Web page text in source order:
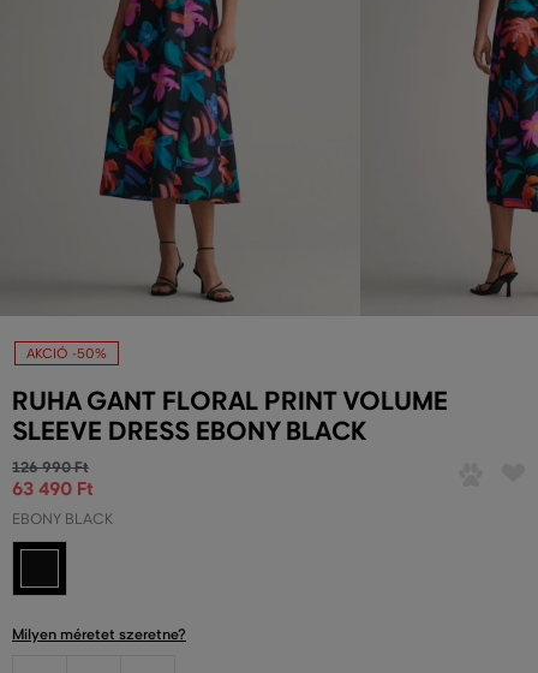
AKCIÓ -50%
RUHA GANT FLORAL PRINT VOLUME
SLEEVE DRESS EBONY BLACK
126 990 Ft
63 490 Ft
EBONY BLACK
Milyen méretet szeretne?